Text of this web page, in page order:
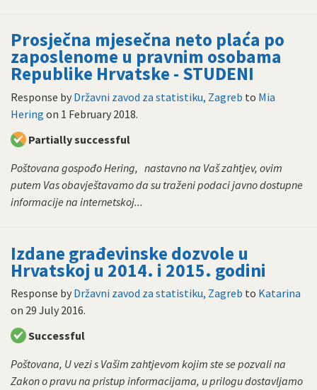
Prosječna mjesečna neto plaća po
zaposlenome u pravnim osobama
Republike Hrvatske - STUDENI
Response by Državni zavod za statistiku, Zagreb to Mia
Hering on 1 February 2018.
Partially successful
Poštovana gospođo Hering, nastavno na Vaš zahtjev, ovim
putem Vas obavještavamo da su traženi podaci javno dostupne
informacije na internetskoj...
Izdane građevinske dozvole u
Hrvatskoj u 2014. i 2015. godini
Response by Državni zavod za statistiku, Zagreb to Katarina
on 29 July 2016.
Successful
Poštovana, U vezi s Vašim zahtjevom kojim ste se pozvali na
Zakon o pravu na pristup informacijama, u prilogu dostavljamo